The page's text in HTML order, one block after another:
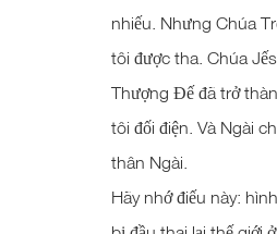
nhiếu. Nhưng Chúa
tôi được tha. Chúa
Thượng Đế đã trở
tôi đối điện. Và Ngài
thân Ngài.
Hãy nhớ điếu này: